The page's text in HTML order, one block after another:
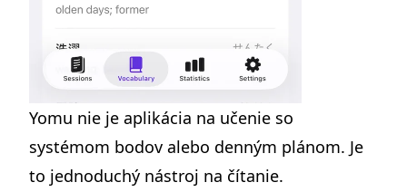
Yomu nie je aplikácia na učenie so
systémom bodov alebo denným plánom. Je
to jednoduchý nástroj na čítanie.